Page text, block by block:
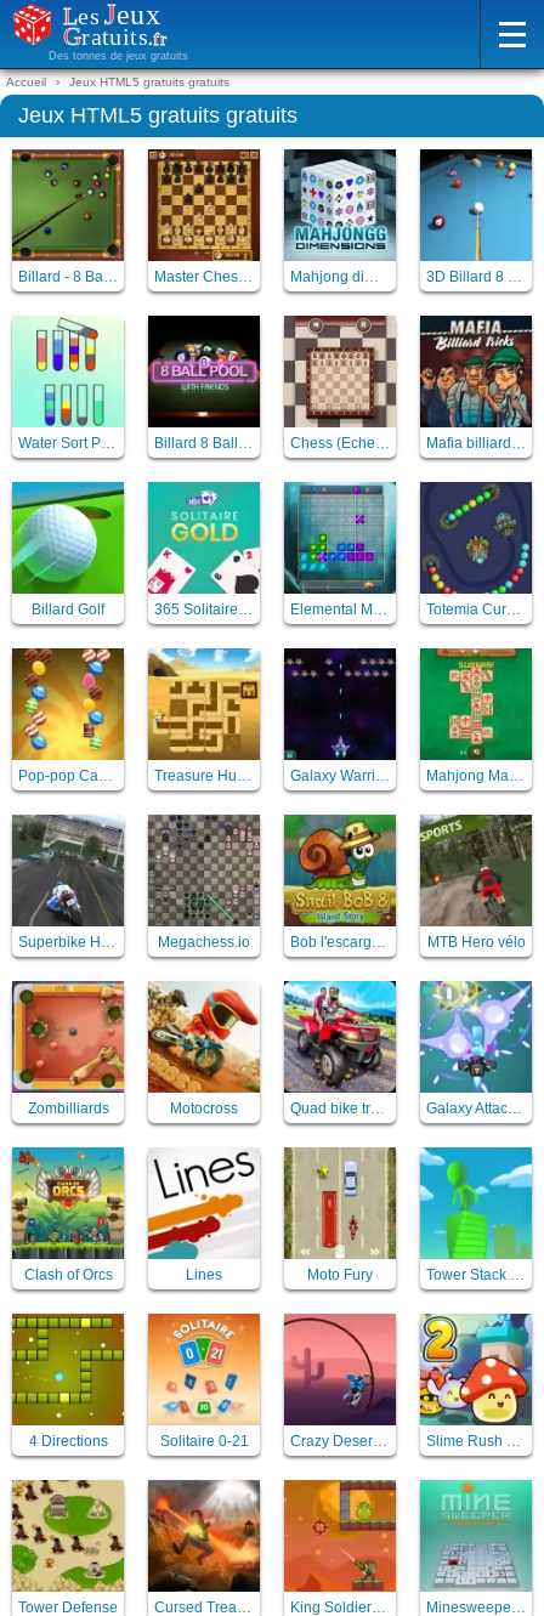
Des tonnes de jeux gratuits
Accueil Jeux HTML5 gratuits gratuits
Jeux HTML5 gratuits gratuits
Billard - 8 Ball Billiards Classic Master Chess (Echec) Mahjong dimensions 3D 3D Billard 8 ball pool
Water Sort Puzzle Billard 8 Ball pool with friends Chess (Echecs) Mafia billiard tricks - billard
Billard Golf 365 Solitaire Gold Elemental Magic Puzzle Totemia Cursed Marbles
Pop-pop Candies Treasure Hunt Neon Galaxy Warriors Mahjong Master 2
Superbike Hero Megachess.io Bob l'escargot 8 MTB Hero vélo
Zombilliards Motocross Quad bike traffic racing mania Galaxy Attack Virus Shooter
Clash of Orcs Lines Moto Fury Tower Stack Slip
4 Directions Solitaire 0-21 Crazy Desert Moto Slime Rush TD 2
Tower Defense Cursed Treasure King Soldiers 2 Minesweeper Mania